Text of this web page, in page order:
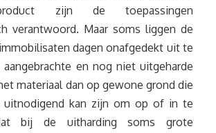
zijn de toepassingen
verantwoord. Maar soms liggen de
dagen onafgedekt uit te
en nog niet uitgeharde
materiaal dan op gewone grond die
uitnodigend kan zijn om op of in te
bij de uitharding soms grote